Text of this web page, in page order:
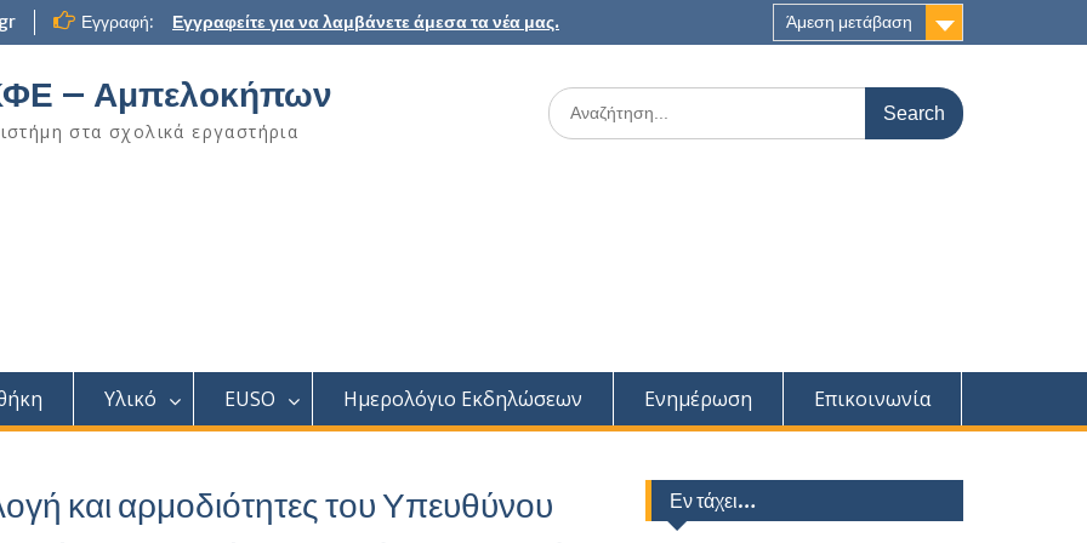
Εγγραφή: Εγγραφείτε για να λαμβάνετε άμεσα τα νέα μας. Άμεση μετάβαση
– Αμπελοκήπων
στα σχολικά εργαστήρια
Search
for:
Υλικό EUSO Ημερολόγιο Εκδηλώσεων Ενημέρωση Επικοινωνία
και αρμοδιότητες του Υπευθύνου
Εν τάχει…